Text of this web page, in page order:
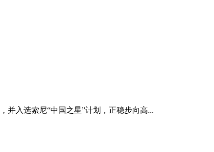
并入选索尼“中国之星”计划，正稳步向高...